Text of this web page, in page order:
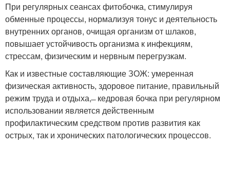
При регулярных сеансах фитобочка, стимулируя
обменные процессы, нормализуя тонус и деятельность
внутренних органов, очищая организм от шлаков,
повышает устойчивость организма к инфекциям,
стрессам, физическим и нервным перегрузкам.
Как и известные составляющие ЗОЖ: умеренная
физическая активность, здоровое питание, правильный
режим труда и отдыха, ̶ кедровая бочка при регулярном
использовании является действенным
профилактическим средством против развития как
острых, так и хронических патологических процессов.